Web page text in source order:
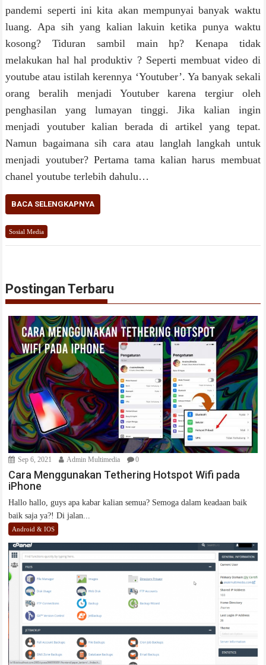
pandemi seperti ini kita akan mempunyai banyak waktu
luang. Apa sih yang kalian lakuin ketika punya waktu
kosong? Tiduran sambil main hp? Kenapa tidak
melakukan hal hal produktiv ? Seperti membuat video di
youtube atau istilah kerennya ‘Youtuber’. Ya banyak sekali
orang beralih menjadi Youtuber karena tergiur oleh
penghasilan yang lumayan tinggi. Jika kalian ingin
menjadi youtuber kalian berada di artikel yang tepat.
Namun bagaimana sih cara atau langlah langkah untuk
menjadi youtuber? Pertama tama kalian harus membuat
chanel youtube terlebih dahulu…
BACA SELENGKAPNYA
Sosial Media
Postingan Terbaru
Sep 6, 2021 Admin Multimedia 0
Cara Menggunakan Tethering Hotspot Wifi pada
iPhone
Hallo hallo, guys apa kabar kalian semua? Semoga dalam keadaan baik
baik saja ya?! Di jalan...
Android & IOS